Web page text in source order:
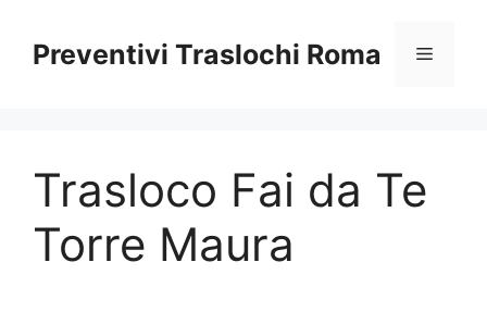
contenuto
Preventivi Traslochi Roma Menu
Trasloco Fai da Te
Torre Maura